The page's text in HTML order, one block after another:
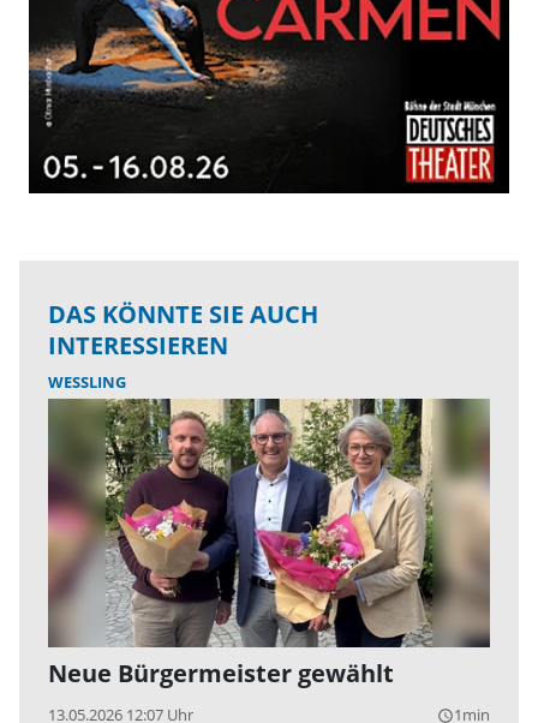
DAS KÖNNTE SIE AUCH
INTERESSIEREN
WESSLING
Neue Bürgermeister gewählt
13.05.2026 12:07 Uhr query_builder1min